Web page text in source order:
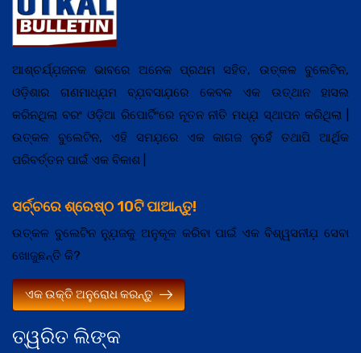
ତ୍ୱରିତ ଲିଙ୍କ
ଆଶ୍ଚର୍ଯ୍ଯ଼ଜନକ ଭାବରେ ଅନେକ ପ୍ରଥମ ସହିତ, ଉତ୍କଳ ବୁଲେଟିନ,
ଓଡ଼ିଶାର ଗଣମାଧ୍ଯ଼ମ ବ୍ଯ଼ବସାଯ଼ରେ କେବଳ ଏକ ଉତ୍ଥାନ ହାସଲ
କରିନଥିଲା ବରଂ ଓଡ଼ିଆ ରିପୋର୍ଟିଂରେ ନୂତନ ନୀତି ମଧ୍ଯ଼ ସ୍ଥାପନ କରିଥିଲା |
ଉତ୍କଳ ବୁଲେଟିନ, ଏହି ସମଯ଼ରେ ଏକ କାଗଜ ନୁହେଁ ତଥାପି ଆର୍ଥିକ
ପରିବର୍ତ୍ତନ ପାଇଁ ଏକ ବିକାଶ |
ସର୍ଚ୍ଚରେ ଶ୍ରେଷ୍ଠ 10ଟି ପାଆନ୍ତୁ!
ଉତ୍କଳ ବୁଲେଟିନ ନ୍ଯ଼ୁଜକୁ ଅନୁକୂଳ କରିବା ପାଇଁ ଏକ ବିଶ୍ୱସନୀଯ଼ ସେବା
ଖୋଜୁଛନ୍ତି କି?
ଏକ ଉକ୍ତି ଅନୁରୋଧ କରନ୍ତୁ